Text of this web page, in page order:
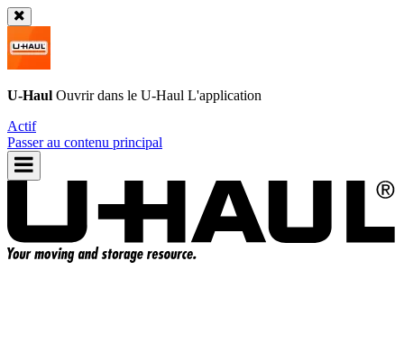
U-Haul Ouvrir dans le U-Haul L'application
Actif
Passer au contenu principal